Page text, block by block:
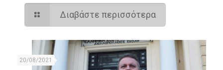
Διαβάστε περισσότερα
20/08/2021